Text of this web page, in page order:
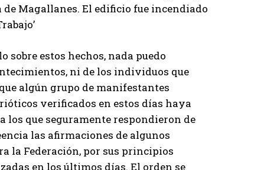
Magallanes. El edificio fue incendiado
estos hechos, nada puedo
ni de los individuos que
algún grupo de manifestantes
verificados en estos días haya
los que seguramente respondieron de
las afirmaciones de algunos
la Federación, por sus principios
en los últimos días. El orden se